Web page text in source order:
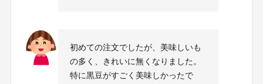
初めての注文でしたが、美味しいも
の多く、きれいに無くなりました。
特に黒豆がすごく美味しかったで